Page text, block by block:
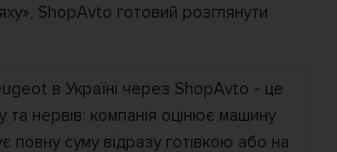
ShopAvto готовий розглянути